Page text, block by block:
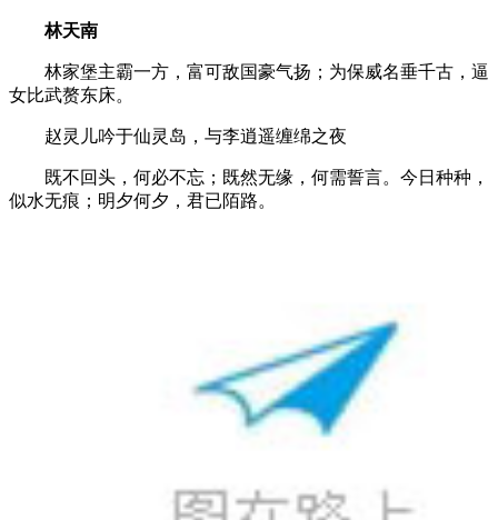
林天南
林家堡主霸一方，富可敌国豪气扬；为保威名垂千古，逼
女比武赘东床。
赵灵儿吟于仙灵岛，与李逍遥缠绵之夜
既不回头，何必不忘；既然无缘，何需誓言。今日种种，
似水无痕；明夕何夕，君已陌路。